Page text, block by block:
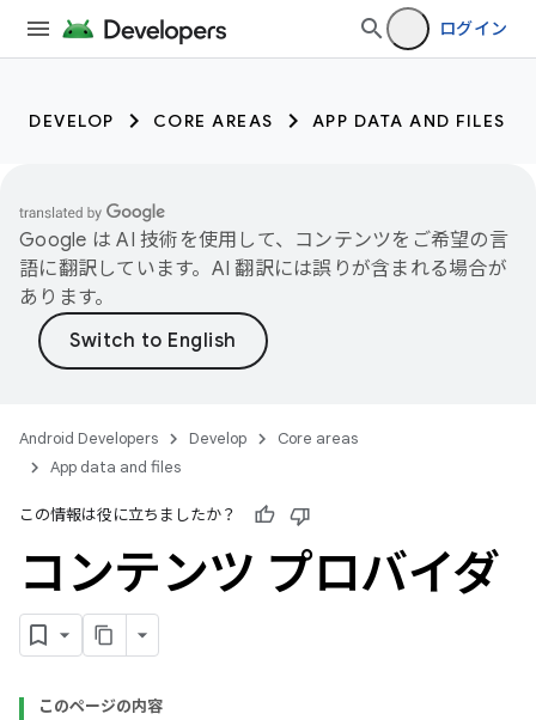
ログイン
DEVELOP CORE AREAS APP DATA AND FILES
Google は AI 技術を使用して、コンテンツをご希望の言
語に翻訳しています。AI 翻訳には誤りが含まれる場合が
あります。
Android Developers Develop
Core areas
App data and files
この情報は役に立ちましたか？
コンテンツ プロバイダ
このページの内容